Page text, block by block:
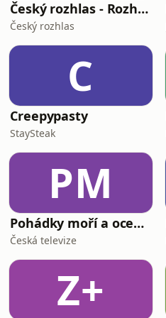
Český rozhlas - Rozhovory
Český rozhlas
C
Creepypasty
StaySteak
PM
Pohádky moří a oceánů
Česká televize
Z+